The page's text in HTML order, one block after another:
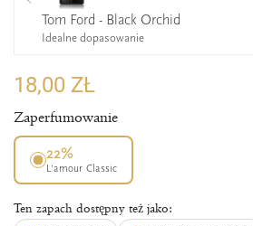
Tom Ford - Black Orchid
Idealne dopasowanie
18,00 ZŁ
Zaperfumowanie
22%
L’amour Classic
Ten zapach dostępny też jako: